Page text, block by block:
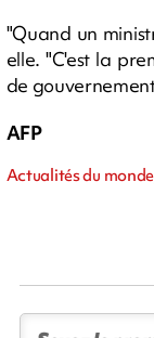
"Quand un
elle. "C'est la
de
AFP
Actualités du